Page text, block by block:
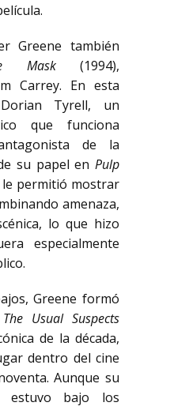
Greene también
Mask(1994),
Carrey. En esta
Tyrell, un
que funciona
de la
su papel en Pulp
le permitió mostrar
amenaza,
lo que hizo
especialmente
Greene formó
The Usual Suspects
de la década,
dentro del cine
Aunque su
estuvo bajo los